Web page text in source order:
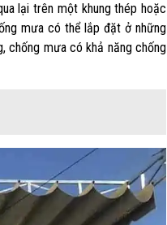
lại trên một khung thép hoặc
mưa có thể lắp đặt ở những
chống mưa có khả năng chống